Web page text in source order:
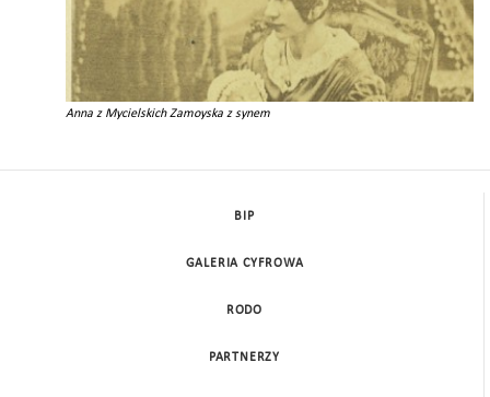
Anna z Mycielskich Zamoyska z synem
BIP
GALERIA CYFROWA
RODO
PARTNERZY